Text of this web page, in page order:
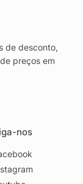
de desconto,
preços em
nos